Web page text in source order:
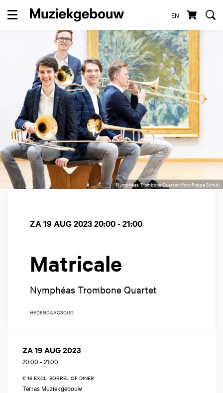
EN
Menu
Nymphéas Trombone Quartet (foto Foppe Schut)
Matricale
Nymphéas Trombone Quartet
ZA 19 AUG 202320:00 - 21:00
HEDENDAAGSOUD
ZA 19 AUG 2023
20:00 - 21:00
€ 16 EXCL. BORREL OF DINER
Terras Muziekgebouw